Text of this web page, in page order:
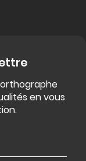
en vous